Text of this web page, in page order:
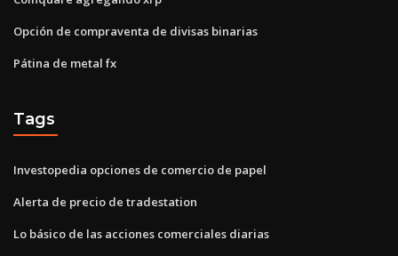
Opción de compraventa de divisas binarias
Pátina de metal fx
Tags
Investopedia opciones de comercio de papel
Alerta de precio de tradestation
Lo básico de las acciones comerciales diarias